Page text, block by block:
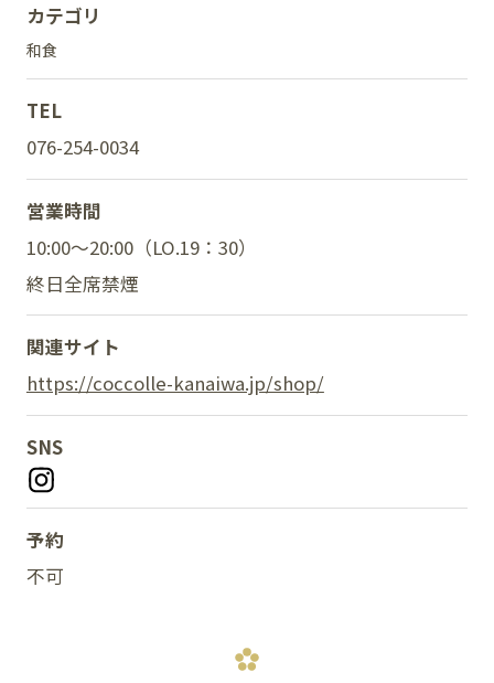
カテゴリ
和食
TEL
076-254-0034
営業時間
10:00～20:00（LO.19：30）
終日全席禁煙
関連サイト
https://coccolle-kanaiwa.jp/shop/
SNS
予約
不可